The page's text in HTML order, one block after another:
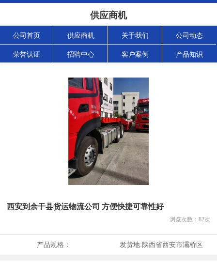
供应商机
公司首页 供应商机 关于我们 公司动态
荣誉认证 招聘中心 客户案例 产品知识
西安到余干县货运物流公司 方便快捷可靠性好
浏览次数： 82次
产品规格： 发货地:陕西省西安市灞桥区